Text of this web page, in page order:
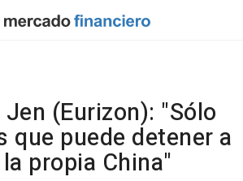
(Eurizon): "Sólo
que puede detener a
propia China"